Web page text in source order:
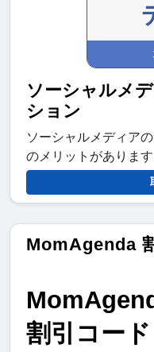
ソーシャルメ
ション
ソーシャルメディア
のメリットがあります
MomAgenda
割引コー